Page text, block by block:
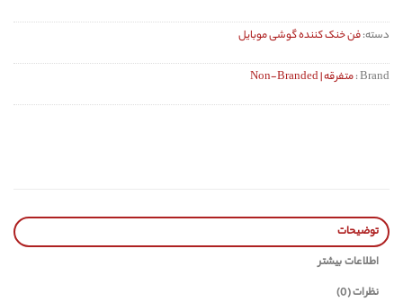
دسته:فن خنک کننده گوشی موبایل
Brand : متفرقه | Non-Branded
توضیحات
اطلاعات بیشتر
نظرات (0)